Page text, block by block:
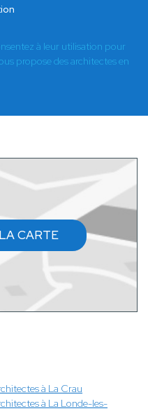
à leur utilisation pour
propose des architectes en
CARTE
à La Crau
à La Londe-les-